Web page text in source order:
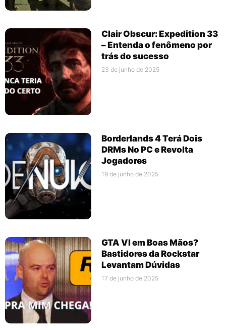
Clair Obscur: Expedition 33
– Entenda o fenômeno por
trás do sucesso
23 de junho de 2025
Borderlands 4 Terá Dois
DRMs No PC e Revolta
Jogadores
19 de junho de 2025
GTA VI em Boas Mãos?
Bastidores da Rockstar
Levantam Dúvidas
17 de junho de 2025